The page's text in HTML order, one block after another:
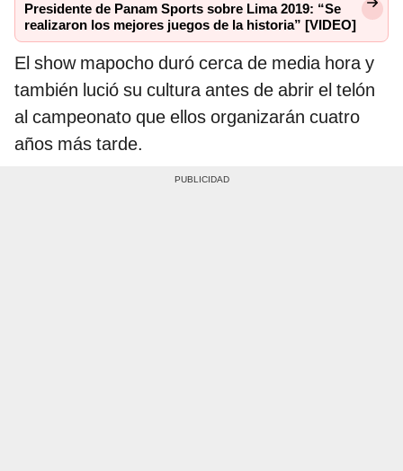
Presidente de Panam Sports sobre Lima 2019: “Se
realizaron los mejores juegos de la historia” [VIDEO]
El show mapocho duró cerca de media hora y
también lució su cultura antes de abrir el telón
al campeonato que ellos organizarán cuatro
años más tarde.